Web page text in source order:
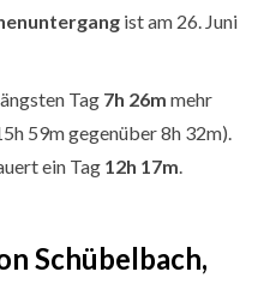
ist am 26. Juni
Tag 7h 26m mehr
59m gegenüber 8h 32m).
ein Tag 12h 17m
Schübelbach,